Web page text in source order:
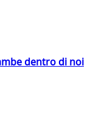
dentro di noi